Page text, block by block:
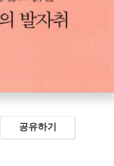
공유하기